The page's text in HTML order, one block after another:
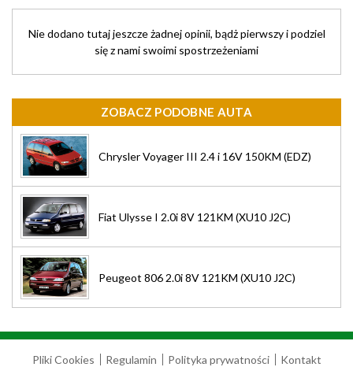
Nie dodano tutaj jeszcze żadnej opinii, bądż pierwszy i podziel
się z nami swoimi spostrzeżeniami
ZOBACZ PODOBNE AUTA
Chrysler Voyager III 2.4 i 16V 150KM (EDZ)
Fiat Ulysse I 2.0i 8V 121KM (XU10 J2C)
Peugeot 806 2.0i 8V 121KM (XU10 J2C)
Pliki Cookies Regulamin Polityka prywatności Kontakt